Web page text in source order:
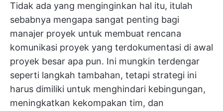
Tidak ada yang menginginkan hal itu, itulah
sebabnya mengapa sangat penting bagi
manajer proyek untuk membuat rencana
komunikasi proyek yang terdokumentasi di awal
proyek besar apa pun. Ini mungkin terdengar
seperti langkah tambahan, tetapi strategi ini
harus dimiliki untuk menghindari kebingungan,
meningkatkan kekompakan tim, dan